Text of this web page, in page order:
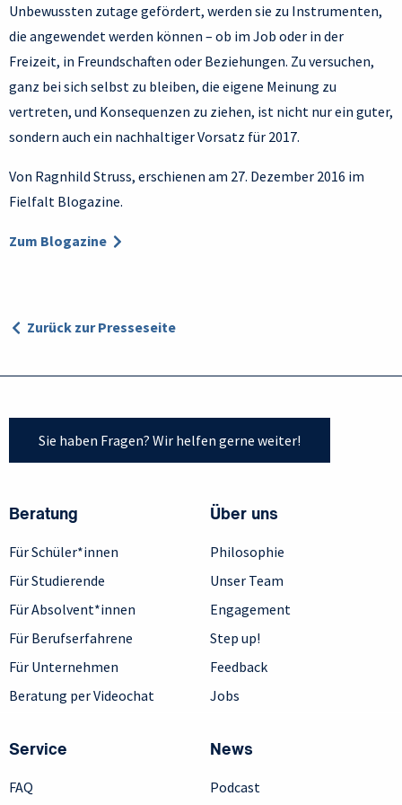
Unbewussten zutage gefördert, werden sie zu Instrumenten,
die angewendet werden können – ob im Job oder in der
Freizeit, in Freundschaften oder Beziehungen. Zu versuchen,
ganz bei sich selbst zu bleiben, die eigene Meinung zu
vertreten, und Konsequenzen zu ziehen, ist nicht nur ein guter,
sondern auch ein nachhaltiger Vorsatz für 2017.
Von Ragnhild Struss, erschienen am 27. Dezember 2016 im
Fielfalt Blogazine.
Zum Blogazine
Zurück zur Presseseite
Sie haben Fragen? Wir helfen gerne weiter!
Beratung
Für Schüler*innen
Für Studierende
Für Absolvent*innen
Für Berufserfahrene
Für Unternehmen
Beratung per Videochat
Über uns
Philosophie
Unser Team
Engagement
Step up!
Feedback
Jobs
Service
FAQ
News
Podcast